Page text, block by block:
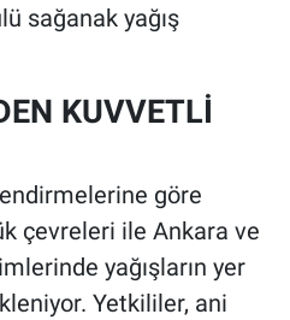
sağanak yağış
KUVVETLİ
göre
çevreleri ile Ankara ve
yağışların yer
Yetkililer, ani